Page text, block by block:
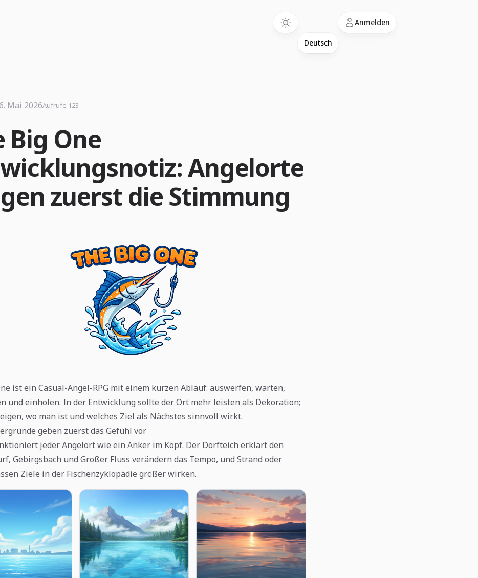
Anmelden
Big One
Angelorte
zuerst die Stimmung
Mai 2026Aufrufe 123
ist ein Casual-Angel-RPG mit einem kurzen Ablauf: auswerfen, warten,
und einholen. In der Entwicklung sollte der Ort mehr leisten als Dekoration;
wo man ist und welches Ziel als Nächstes sinnvoll wirkt.
geben zuerst das Gefühl vor
jeder Angelort wie ein Anker im Kopf. Der Dorfteich erklärt den
Gebirgsbach und Großer Fluss verändern das Tempo, und Strand oder
Ziele in der Fischenzyklopädie größer wirken.